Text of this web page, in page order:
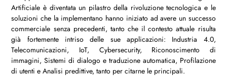
Artificiale è diventata un pilastro della rivoluzione tecnologica e le
soluzioni che la implementano hanno iniziato ad avere un successo
commerciale senza precedenti, tanto che il contesto attuale risulta
già fortemente intriso delle sue applicazioni: Industria 4.0,
Telecomunicazioni, IoT, Cybersecurity, Riconoscimento di
immagini, Sistemi di dialogo e traduzione automatica, Profilazione
di utenti e Analisi predittive, tanto per citarne le principali.